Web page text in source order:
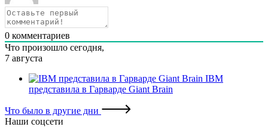
0 комментариев
Что произошло сегодня,
7 августа
IBM
представила в Гарварде Giant Brain
Что было в другие дни
Наши соцсети